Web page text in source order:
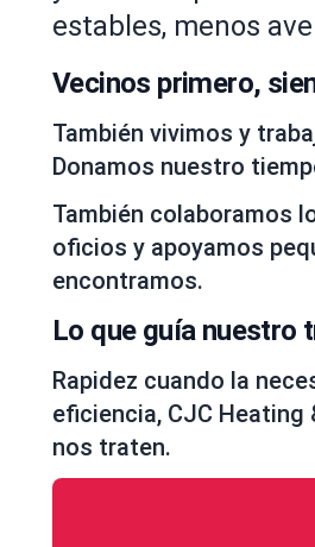
estables, menos
Vecinos primero,
También vivimos y
Donamos nuestro
También colaboramos
oficios y apoyamos
encontramos.
Lo que guía nuestro
Rapidez cuando la
eficiencia, CJC
nos traten.